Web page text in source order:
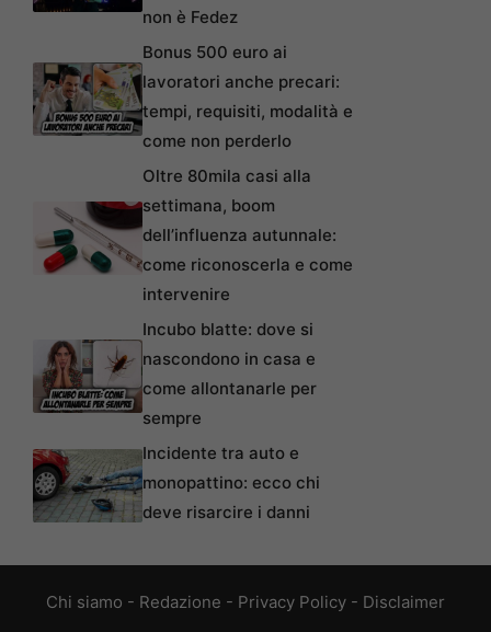
non è Fedez
Bonus 500 euro ai
lavoratori anche precari:
tempi, requisiti, modalità e
come non perderlo
Oltre 80mila casi alla
settimana, boom
dell’influenza autunnale:
come riconoscerla e come
intervenire
Incubo blatte: dove si
nascondono in casa e
come allontanarle per
sempre
Incidente tra auto e
monopattino: ecco chi
deve risarcire i danni
Chi siamo - Redazione - Privacy Policy - Disclaimer